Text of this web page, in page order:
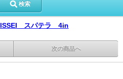
検索
ISSEI スパテラ 4in
次の商品へ